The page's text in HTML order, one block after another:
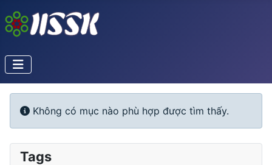
Info
Không có mục nào phù hợp được tìm thấy.
Tags